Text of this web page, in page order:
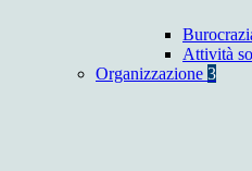
Attività
Organizzazione 3